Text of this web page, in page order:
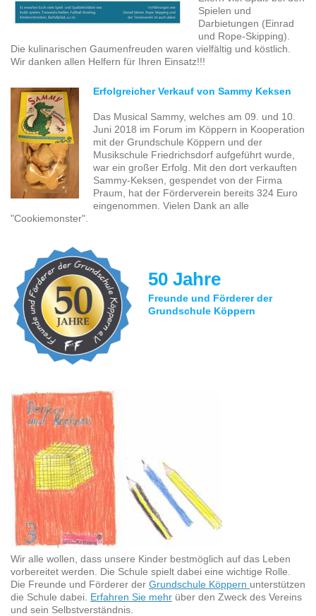
Spielen und
Darbietungen (Einrad
und Rope-Skipping).
Die kulinarischen Gaumenfreuden waren vielfältig und köstlich.
Wir danken allen Helfern für Ihren Einsatz!!!
Erfolgreicher Verkauf von Sammy Keksen
Das Musical Sammy, welches am 09. und 10.
Juni 2018 im Forum im Köppern in Kooperation
mit der Grundschule Köppern und der
Musikschule Friedrichsdorf aufgeführt wurde,
war ein großer Erfolg. Mit den dort verkauften
Sammy-Keksen, gespendet von der Firma
Praum, hat der Förderverein bereits 324 Euro
eingenommen. Vielen Dank an alle
"Cookiemonster".
50 Jahre
Freunde und Förderer der
Grundschule Köppern
Wir alle wollen, dass unsere Kinder bestmöglich auf das Leben
vorbereitet werden. Die Schule spielt dabei eine wichtige Rolle.
Die Freunde und Förderer der Grundschule Köppern unterstützen
die Schule dabei. Erfahren Sie mehr über den Zweck des Vereins
und sein Selbstverständnis.